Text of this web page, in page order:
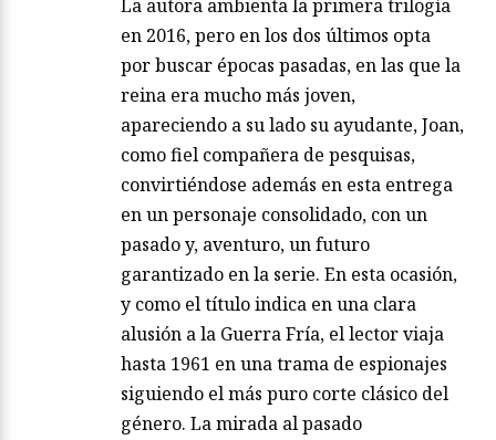
La autora ambienta la primera trilogía
en 2016, pero en los dos últimos opta
por buscar épocas pasadas, en las que la
reina era mucho más joven,
apareciendo a su lado su ayudante, Joan,
como fiel compañera de pesquisas,
convirtiéndose además en esta entrega
en un personaje consolidado, con un
pasado y, aventuro, un futuro
garantizado en la serie. En esta ocasión,
y como el título indica en una clara
alusión a la Guerra Fría, el lector viaja
hasta 1961 en una trama de espionajes
siguiendo el más puro corte clásico del
género. La mirada al pasado